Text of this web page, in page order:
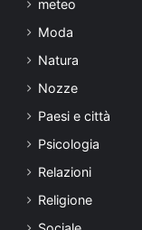
meteo
Moda
Natura
Nozze
Paesi e città
Psicologia
Relazioni
Religione